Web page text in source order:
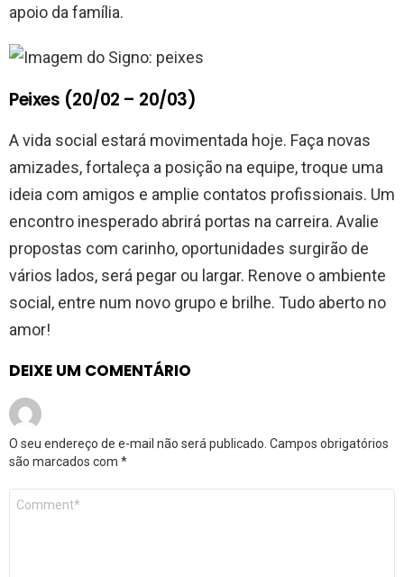
apoio da família.
Peixes (20/02 – 20/03)
A vida social estará movimentada hoje. Faça novas
amizades, fortaleça a posição na equipe, troque uma
ideia com amigos e amplie contatos profissionais. Um
encontro inesperado abrirá portas na carreira. Avalie
propostas com carinho, oportunidades surgirão de
vários lados, será pegar ou largar. Renove o ambiente
social, entre num novo grupo e brilhe. Tudo aberto no
amor!
DEIXE UM COMENTÁRIO
O seu endereço de e-mail não será publicado. Campos obrigatórios
são marcados com *
Comentário